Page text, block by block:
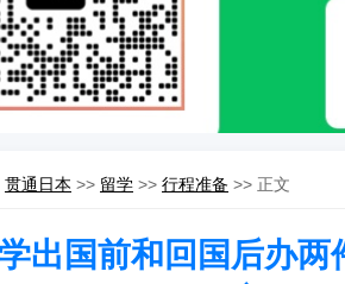
贯通日本 >> 留学 >> 行程准备 >> 正文
出国前和回国后办